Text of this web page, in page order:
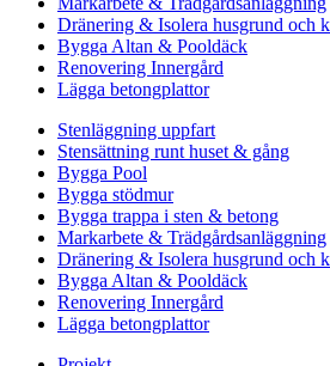
Dränering & Isolera husgrund och
Bygga Altan & Pooldäck
Renovering Innergård
Lägga betongplattor
Stenläggning uppfart
Stensättning runt huset & gång
Bygga Pool
Bygga stödmur
Bygga trappa i sten & betong
Markarbete & Trädgårdsanläggning
Dränering & Isolera husgrund och
Bygga Altan & Pooldäck
Renovering Innergård
Lägga betongplattor